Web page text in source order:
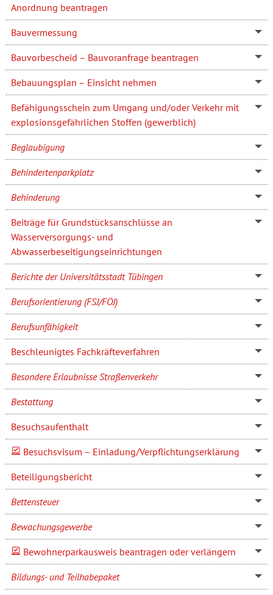
Anordnung beantragen
Bauvermessung
Bauvorbescheid – Bauvoranfrage beantragen
Bebauungsplan – Einsicht nehmen
Befähigungsschein zum Umgang und/oder Verkehr mit
explosionsgefährlichen Stoffen (gewerblich)
Beglaubigung
Behindertenparkplatz
Behinderung
Beiträge für Grundstücksanschlüsse an
Wasserversorgungs- und
Abwasserbeseitigungseinrichtungen
Berichte der Universitätsstadt Tübingen
Berufsorientierung (FSJ/FÖJ)
Berufsunfähigkeit
Beschleunigtes Fachkräfteverfahren
Besondere Erlaubnisse Straßenverkehr
Bestattung
Besuchsaufenthalt
Besuchsvisum – Einladung/Verpflichtungserklärung
Beteiligungsbericht
Bettensteuer
Bewachungsgewerbe
Bewohnerparkausweis beantragen oder verlängern
Bildungs- und Teilhabepaket